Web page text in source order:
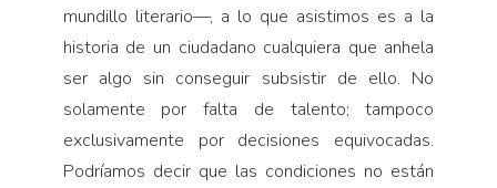
mundillo literario—, a lo que asistimos es a la
historia de un ciudadano cualquiera que anhela
ser algo sin conseguir subsistir de ello. No
solamente por falta de talento; tampoco
exclusivamente por decisiones equivocadas.
Podríamos decir que las condiciones no están